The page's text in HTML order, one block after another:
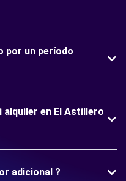
por un período
alquiler en El Astillero
adicional ?